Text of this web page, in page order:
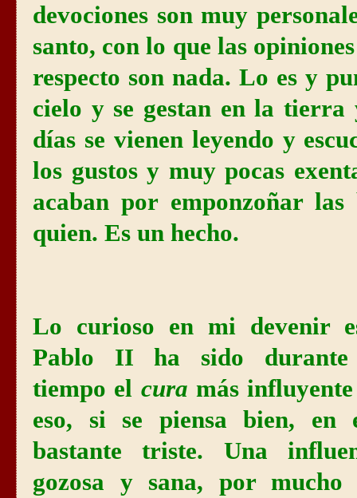
devociones son muy
santo, con lo que las
respecto son nada. Lo es y
cielo y se gestan en la
días se vienen leyendo y
los gustos y muy pocas
acaban por emponzoñar las
quien. Es un hecho.
Lo curioso en mi devenir
Pablo II ha sido durante
tiempo el cura más
eso, si se piensa bien, en
bastante triste. Una
gozosa y sana, por